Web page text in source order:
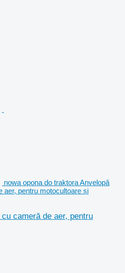
nowa opona do traktora Anvelopă
aer, pentru motocultoare și
cameră de aer, pentru